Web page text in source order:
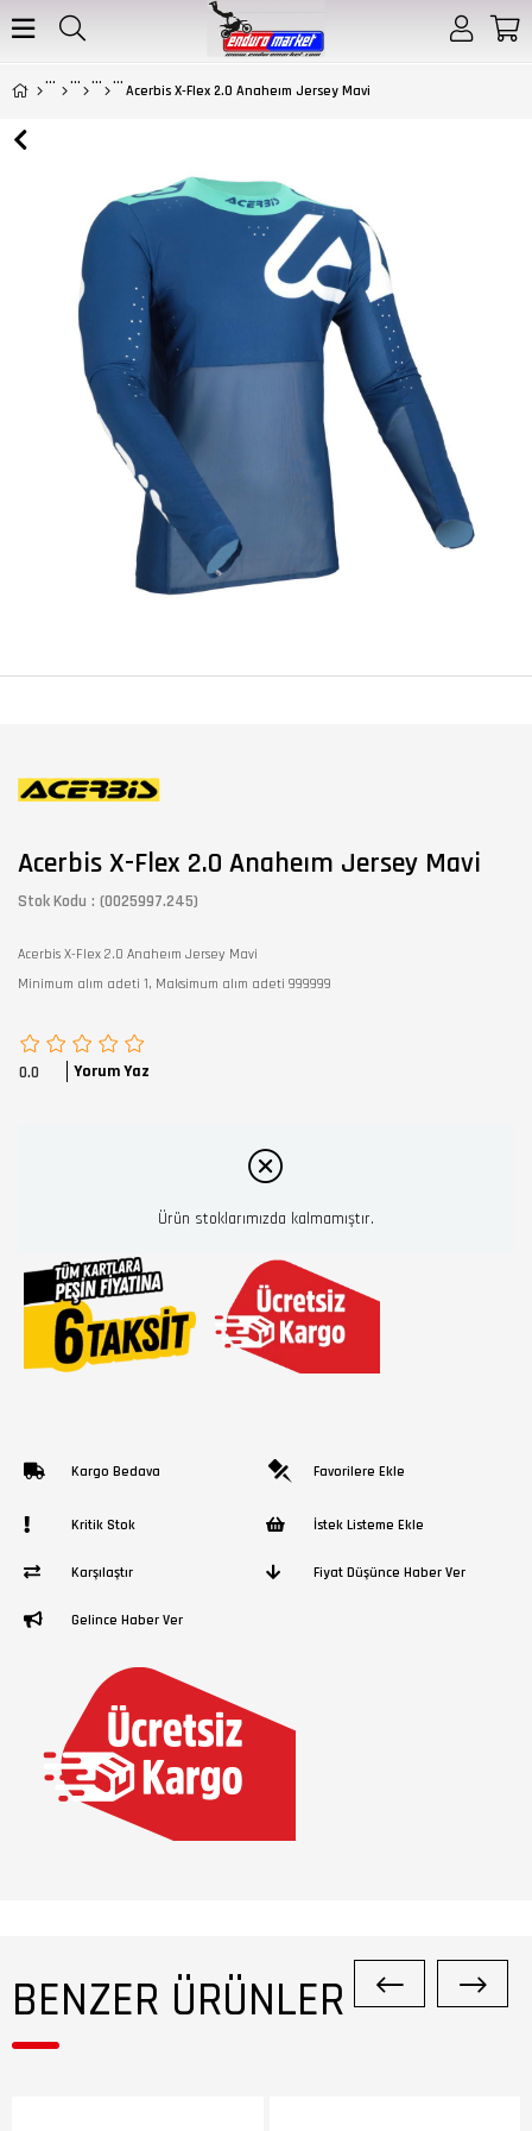
Acerbis X-Flex 2.0 Anaheım Jersey Mavi
Acerbis X-Flex 2.0 Anaheım Jersey Mavi
Stok Kodu (0025997.245)
Acerbis X-Flex 2.0 Anaheım Jersey Mavi
Minimum alım adeti 1, Maksimum alım adeti 999999
0.0 Yorum Yaz
Ürün stoklarımızda kalmamıştır.
Kargo Bedava Favorilere Ekle
Kritik Stok İstek Listeme Ekle
Karşılaştır Fiyat Düşünce Haber Ver
Gelince Haber Ver
BENZER ÜRÜNLER